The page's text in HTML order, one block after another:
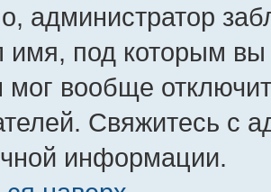
администратор
имя, под которым вы
мог вообще
Свяжитесь с
информации.